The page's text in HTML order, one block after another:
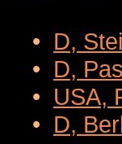
• D,
• D,
• USA,
• D,